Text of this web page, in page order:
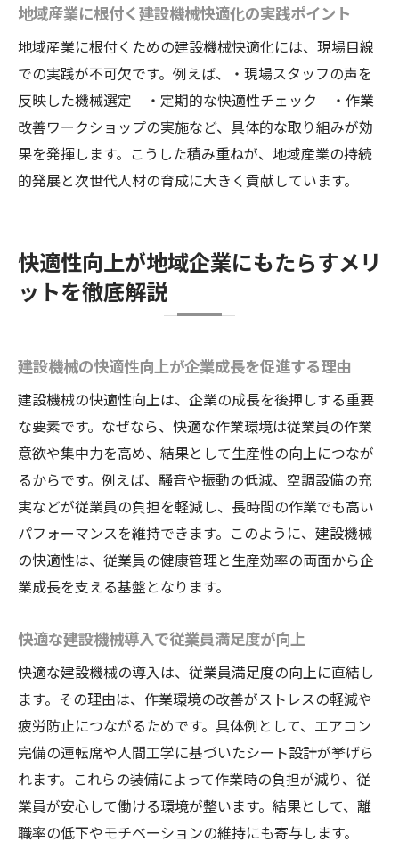
地域産業に根付く建設機械快適化の実践ポイント
地域産業に根付くための建設機械快適化には、現場目線
での実践が不可欠です。例えば、・現場スタッフの声を
反映した機械選定 ・定期的な快適性チェック ・作業
改善ワークショップの実施など、具体的な取り組みが効
果を発揮します。こうした積み重ねが、地域産業の持続
的発展と次世代人材の育成に大きく貢献しています。
快適性向上が地域企業にもたらすメリ
ットを徹底解説
建設機械の快適性向上が企業成長を促進する理由
建設機械の快適性向上は、企業の成長を後押しする重要
な要素です。なぜなら、快適な作業環境は従業員の作業
意欲や集中力を高め、結果として生産性の向上につなが
るからです。例えば、騒音や振動の低減、空調設備の充
実などが従業員の負担を軽減し、長時間の作業でも高い
パフォーマンスを維持できます。このように、建設機械
の快適性は、従業員の健康管理と生産効率の両面から企
業成長を支える基盤となります。
快適な建設機械導入で従業員満足度が向上
快適な建設機械の導入は、従業員満足度の向上に直結し
ます。その理由は、作業環境の改善がストレスの軽減や
疲労防止につながるためです。具体例として、エアコン
完備の運転席や人間工学に基づいたシート設計が挙げら
れます。これらの装備によって作業時の負担が減り、従
業員が安心して働ける環境が整います。結果として、離
職率の低下やモチベーションの維持にも寄与します。